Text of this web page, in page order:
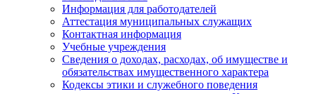
Информация для работодателей
Аттестация муниципальных служащих
Контактная информация
Учебные учреждения
Сведения о доходах, расходах, об имуществе и
обязательствах имущественного характера
Кодексы этики и служебного поведения